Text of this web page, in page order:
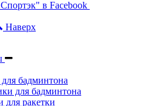
Наверх
бадминтона
для бадминтона
для ракетки